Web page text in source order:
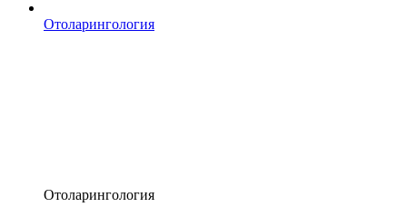
Отоларингология
Отоларингология